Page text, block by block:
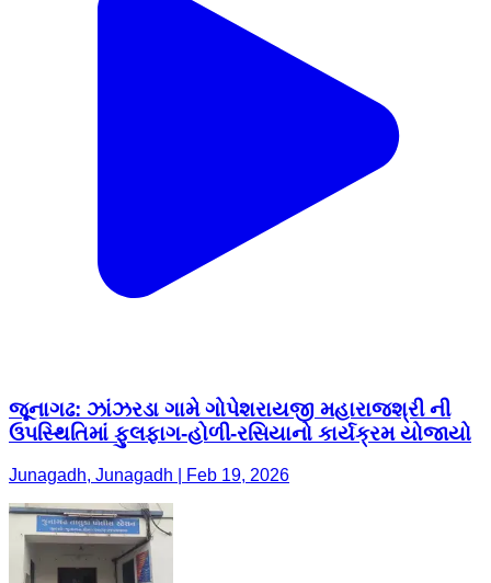
જૂનાગઢ: ઝાંઝરડા ગામે ગોપેશરાયજી મહારાજશ્રી ની
ઉપસ્થિતિમાં ફુલફાગ-હોળી-રસિયાનો કાર્યક્રમ યોજાયો
Junagadh, Junagadh | Feb 19, 2026